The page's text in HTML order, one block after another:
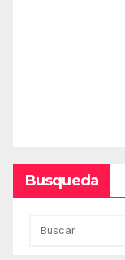
Busqueda